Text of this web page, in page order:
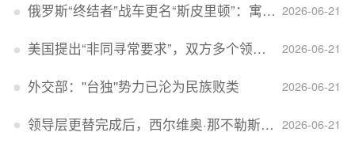
2026-06-21
俄罗斯“终结者”战车更名“斯皮里顿”：寓意强大可靠，彰显俄精神力量
2026-06-21
美国提出“非同寻常要求”，双方多个领域分歧依旧，印美贸易谈判进入“关键阶段”
2026-06-21
外交部：''台独''势力已沦为民族败类
2026-06-21
领导层更替完成后，西尔维奥·那不勒斯出任Lucid首席执行官